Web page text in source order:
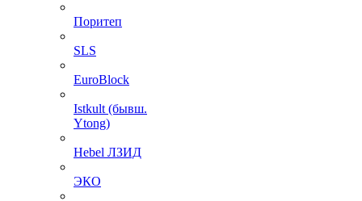
Поритеп
SLS
EuroBlock
Istkult (бывш.
Ytong)
Hebel ЛЗИД
ЭКО